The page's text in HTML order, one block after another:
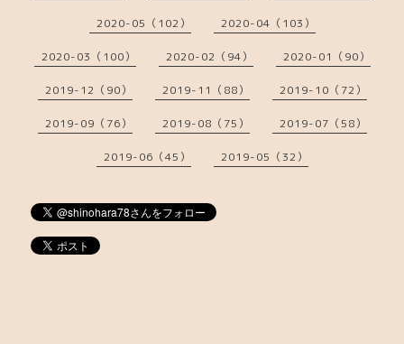
2020-05（102） 2020-04（103）
2020-03（100） 2020-02（94） 2020-01（90）
2019-12（90） 2019-11（88） 2019-10（72）
2019-09（76） 2019-08（75） 2019-07（58）
2019-06（45） 2019-05（32）